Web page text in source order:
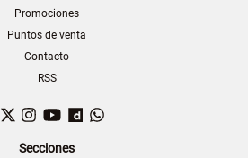
Promociones
Puntos de venta
Contacto
RSS
Facebook
TwitterInstagram
YouTubeDailymotion
Secciones